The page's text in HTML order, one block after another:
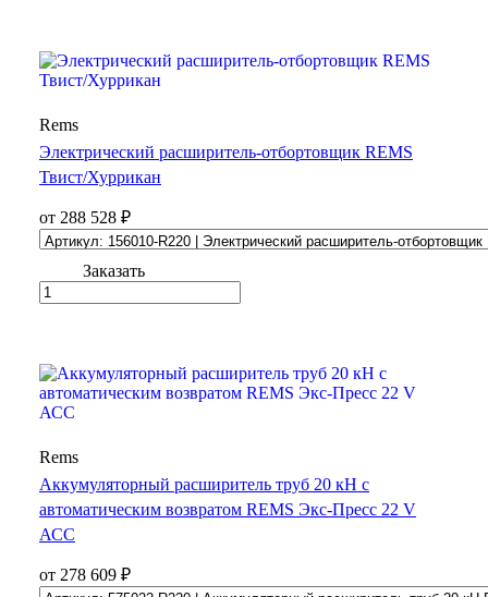
Rems
Электрический расширитель-отбортовщик REMS
Твист/Хуррикан
от 288 528 ₽
Заказать
Rems
Аккумуляторный расширитель труб 20 кН с
автоматическим возвратом REMS Экс-Пресс 22 V
АСС
от 278 609 ₽